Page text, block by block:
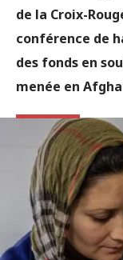
de la Croix-
conférence de
des fonds en
menée en